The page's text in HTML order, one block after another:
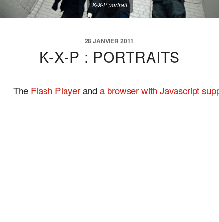
K-X-P portrait
28 JANVIER 2011
K-X-P : PORTRAITS
The Flash Playeranda browser with Javascript